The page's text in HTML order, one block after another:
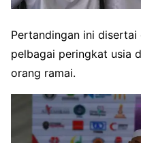
Pertandingan ini
pelbagai peringkat usia
orang ramai.